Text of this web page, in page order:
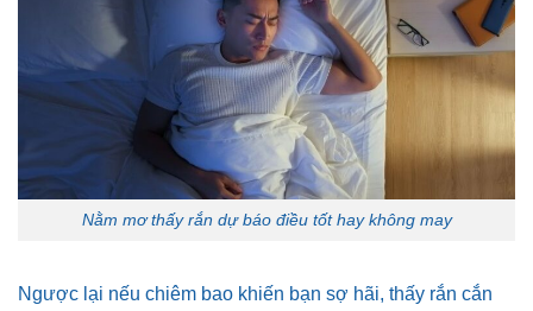
Nằm mơ thấy rắn dự báo điều tốt hay không may
Ngược lại nếu chiêm bao khiến bạn sợ hãi, thấy rắn cắn